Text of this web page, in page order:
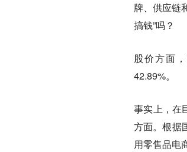
牌、供应链
搞钱”吗？
股价方面
42.89%。
事实上，在
方面。根据
用零售品电